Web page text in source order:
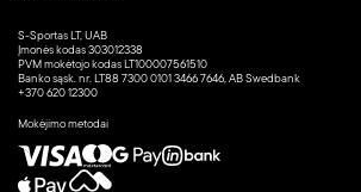
S-Sportas LT, UAB
Įmonės kodas 303012338
PVM mokėtojo kodas LT100007561510
Banko sąsk. nr. LT88 7300 0101 3466 7646, AB Swedbank
+370 620 12300
Mokėjimo metodai